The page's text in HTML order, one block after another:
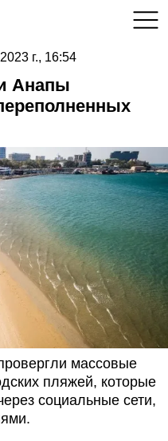
г., 16:54
Анапы
массовые
пляжей, которые
социальные сети,